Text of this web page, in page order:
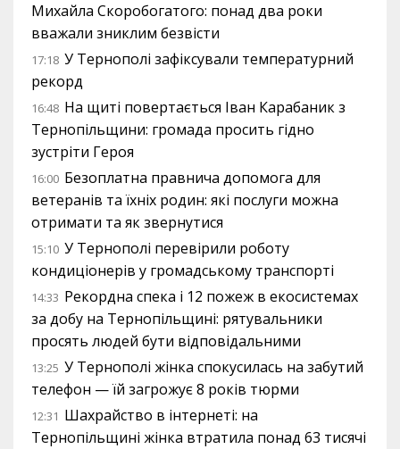
Михайла Скоробогатого: понад два роки
вважали зниклим безвісти
17:18 У Тернополі зафіксували температурний
рекорд
16:48 На щиті повертається Іван Карабаник з
Тернопільщини: громада просить гідно
зустріти Героя
16:00 Безоплатна правнича допомога для
ветеранів та їхніх родин: які послуги можна
отримати та як звернутися
15:10 У Тернополі перевірили роботу
кондиціонерів у громадському транспорті
14:33 Рекордна спека і 12 пожеж в екосистемах
за добу на Тернопільщині: рятувальники
просять людей бути відповідальними
13:25 У Тернополі жінка спокусилась на забутий
телефон — їй загрожує 8 років тюрми
12:31 Шахрайство в інтернеті: на
Тернопільщині жінка втратила понад 63 тисячі